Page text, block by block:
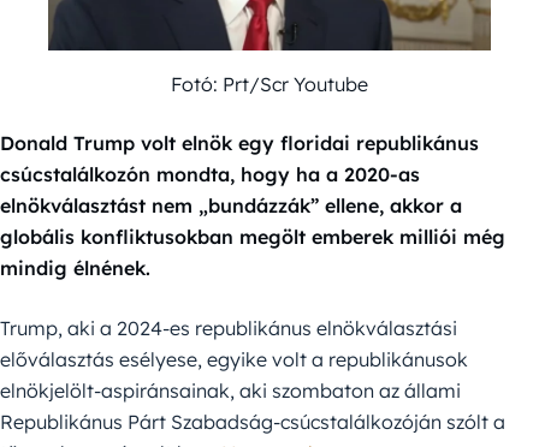
Fotó: Prt/Scr Youtube
Donald Trump volt elnök egy floridai republikánus
csúcstalálkozón mondta, hogy ha a 2020-as
elnökválasztást nem „bundázzák” ellene, akkor a
globális konfliktusokban megölt emberek milliói még
mindig élnének.
Trump, aki a 2024-es republikánus elnökválasztási
előválasztás esélyese, egyike volt a republikánusok
elnökjelölt-aspiránsainak, aki szombaton az állami
Republikánus Párt Szabadság-csúcstalálkozóján szólt a